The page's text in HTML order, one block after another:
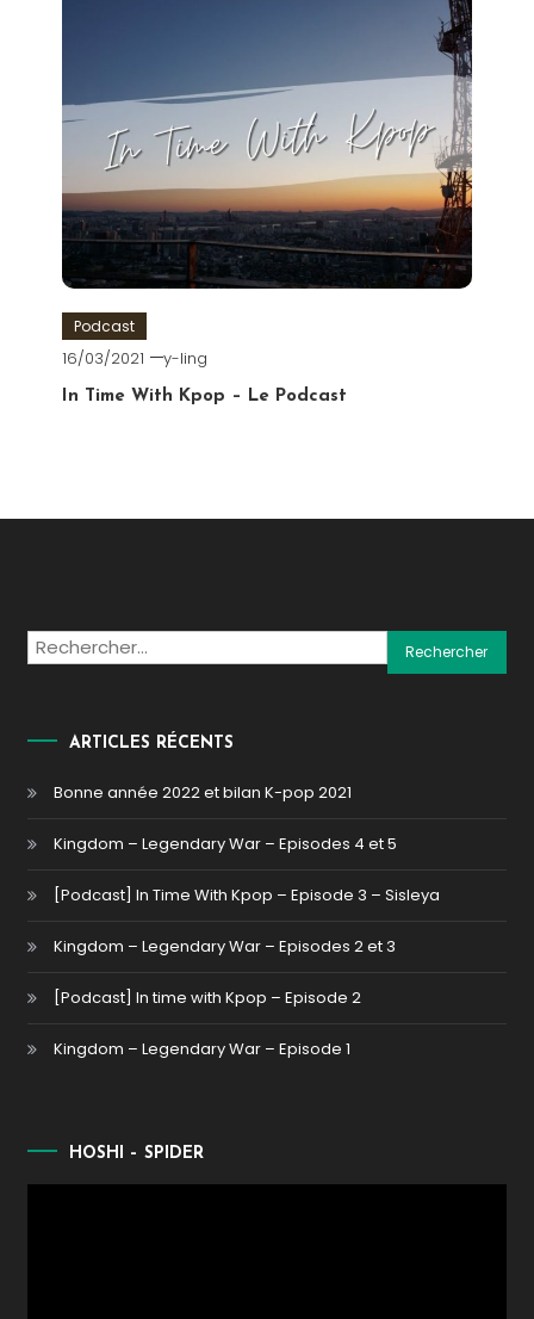
Podcast
16/03/2021 y-ling
In Time With Kpop – Le Podcast
Rechercher :
ARTICLES RÉCENTS
Bonne année 2022 et bilan K-pop 2021
Kingdom – Legendary War – Episodes 4 et 5
[Podcast] In Time With Kpop – Episode 3 – Sisleya
Kingdom – Legendary War – Episodes 2 et 3
[Podcast] In time with Kpop – Episode 2
Kingdom – Legendary War – Episode 1
HOSHI – SPIDER